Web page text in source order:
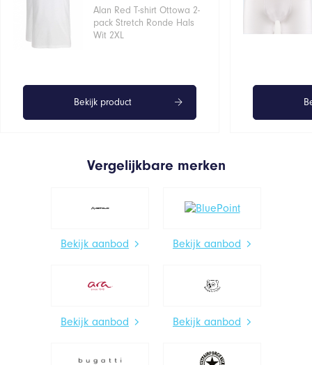
was:
€46,95.
is:
€37,56.
Alan Red T-shirt Ottowa 2-
pack Stretch Ronde Hals
Wit 2XL
Bekijk product
Vergelijkbare merken
Bekijk aanbod Bekijk aanbod
Bekijk aanbod Bekijk aanbod